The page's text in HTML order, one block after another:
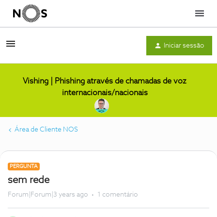
Menu
Iniciar sessão
Vishing | Phishing através de chamadas de voz
internacionais/nacionais
Área de Cliente NOS
PERGUNTA
sem rede
Forum|Forum|3 years ago 1 comentário